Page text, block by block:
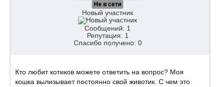
Не в сети
Новый участник
Сообщений: 1
Репутация: 1
Спасибо получено: 0
Кто любит котиков можете ответить на вопрос? Моя
кошка вылизывает постоянно свой животик. С чем это